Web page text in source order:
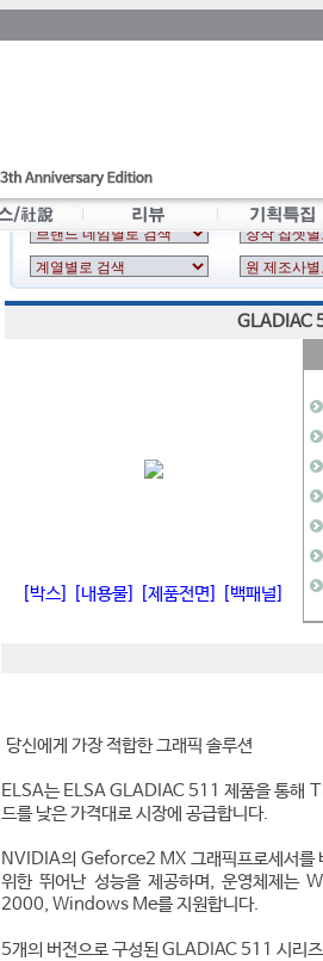
GLADIAC
[박스] [내용물] [제품전면] [백패널]
당신에게 가장 적합한 그래픽 솔루션
ELSA는 ELSA GLADIAC 511 제품을 통
드를 낮은 가격대로 시장에 공급합니다.
NVIDIA의 Geforce2 MX 그래픽프로세서를
위한 뛰어난 성능을 제공하며, 운영체
2000, Windows Me를 지원합니다.
5개의 버전으로 구성된 GLADIAC 511 시리